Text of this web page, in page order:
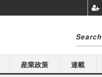
産業政策 連載